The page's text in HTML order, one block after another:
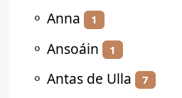
⚬ Anna 1
⚬ Ansoáin 1
⚬ Antas de Ulla 7